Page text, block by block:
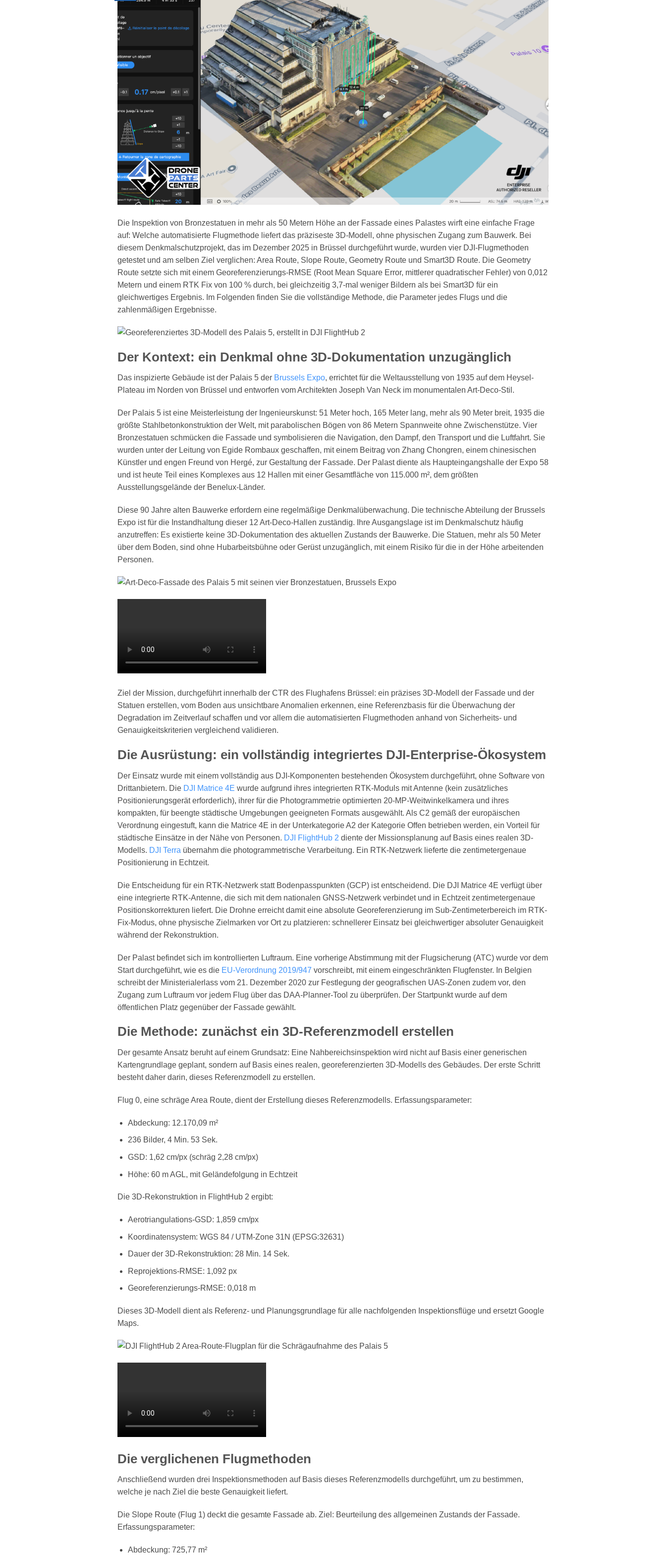
Die Inspektion von Bronzestatuen in mehr als 50 Metern Höhe an der Fassade eines Palastes wirft eine einfache Frage
auf: Welche automatisierte Flugmethode liefert das präziseste 3D-Modell, ohne physischen Zugang zum Bauwerk. Bei
diesem Denkmalschutzprojekt, das im Dezember 2025 in Brüssel durchgeführt wurde, wurden vier DJI-Flugmethoden
getestet und am selben Ziel verglichen: Area Route, Slope Route, Geometry Route und Smart3D Route. Die Geometry
Route setzte sich mit einem Georeferenzierungs-RMSE (Root Mean Square Error, mittlerer quadratischer Fehler) von 0,012
Metern und einem RTK Fix von 100 % durch, bei gleichzeitig 3,7-mal weniger Bildern als bei Smart3D für ein
gleichwertiges Ergebnis. Im Folgenden finden Sie die vollständige Methode, die Parameter jedes Flugs und die
zahlenmäßigen Ergebnisse.
Der Kontext: ein Denkmal ohne 3D-Dokumentation unzugänglich
Das inspizierte Gebäude ist der Palais 5 der Brussels Expo, errichtet für die Weltausstellung von 1935 auf dem Heysel-
Plateau im Norden von Brüssel und entworfen vom Architekten Joseph Van Neck im monumentalen Art-Deco-Stil.
Der Palais 5 ist eine Meisterleistung der Ingenieurskunst: 51 Meter hoch, 165 Meter lang, mehr als 90 Meter breit, 1935 die
größte Stahlbetonkonstruktion der Welt, mit parabolischen Bögen von 86 Metern Spannweite ohne Zwischenstütze. Vier
Bronzestatuen schmücken die Fassade und symbolisieren die Navigation, den Dampf, den Transport und die Luftfahrt. Sie
wurden unter der Leitung von Egide Rombaux geschaffen, mit einem Beitrag von Zhang Chongren, einem chinesischen
Künstler und engen Freund von Hergé, zur Gestaltung der Fassade. Der Palast diente als Haupteingangshalle der Expo 58
und ist heute Teil eines Komplexes aus 12 Hallen mit einer Gesamtfläche von 115.000 m², dem größten
Ausstellungsgelände der Benelux-Länder.
Diese 90 Jahre alten Bauwerke erfordern eine regelmäßige Denkmalüberwachung. Die technische Abteilung der Brussels
Expo ist für die Instandhaltung dieser 12 Art-Deco-Hallen zuständig. Ihre Ausgangslage ist im Denkmalschutz häufig
anzutreffen: Es existierte keine 3D-Dokumentation des aktuellen Zustands der Bauwerke. Die Statuen, mehr als 50 Meter
über dem Boden, sind ohne Hubarbeitsbühne oder Gerüst unzugänglich, mit einem Risiko für die in der Höhe arbeitenden
Personen.
Ziel der Mission, durchgeführt innerhalb der CTR des Flughafens Brüssel: ein präzises 3D-Modell der Fassade und der
Statuen erstellen, vom Boden aus unsichtbare Anomalien erkennen, eine Referenzbasis für die Überwachung der
Degradation im Zeitverlauf schaffen und vor allem die automatisierten Flugmethoden anhand von Sicherheits- und
Genauigkeitskriterien vergleichend validieren.
Die Ausrüstung: ein vollständig integriertes DJI-Enterprise-Ökosystem
Der Einsatz wurde mit einem vollständig aus DJI-Komponenten bestehenden Ökosystem durchgeführt, ohne Software von
Drittanbietern. Die DJI Matrice 4E wurde aufgrund ihres integrierten RTK-Moduls mit Antenne (kein zusätzliches
Positionierungsgerät erforderlich), ihrer für die Photogrammetrie optimierten 20-MP-Weitwinkelkamera und ihres
kompakten, für beengte städtische Umgebungen geeigneten Formats ausgewählt. Als C2 gemäß der europäischen
Verordnung eingestuft, kann die Matrice 4E in der Unterkategorie A2 der Kategorie Offen betrieben werden, ein Vorteil für
städtische Einsätze in der Nähe von Personen. DJI FlightHub 2 diente der Missionsplanung auf Basis eines realen 3D-
Modells. DJI Terra übernahm die photogrammetrische Verarbeitung. Ein RTK-Netzwerk lieferte die zentimetergenaue
Positionierung in Echtzeit.
Die Entscheidung für ein RTK-Netzwerk statt Bodenpasspunkten (GCP) ist entscheidend. Die DJI Matrice 4E verfügt über
eine integrierte RTK-Antenne, die sich mit dem nationalen GNSS-Netzwerk verbindet und in Echtzeit zentimetergenaue
Positionskorrekturen liefert. Die Drohne erreicht damit eine absolute Georeferenzierung im Sub-Zentimeterbereich im RTK-
Fix-Modus, ohne physische Zielmarken vor Ort zu platzieren: schnellerer Einsatz bei gleichwertiger absoluter Genauigkeit
während der Rekonstruktion.
Der Palast befindet sich im kontrollierten Luftraum. Eine vorherige Abstimmung mit der Flugsicherung (ATC) wurde vor dem
Start durchgeführt, wie es die EU-Verordnung 2019/947 vorschreibt, mit einem eingeschränkten Flugfenster. In Belgien
schreibt der Ministerialerlass vom 21. Dezember 2020 zur Festlegung der geografischen UAS-Zonen zudem vor, den
Zugang zum Luftraum vor jedem Flug über das DAA-Planner-Tool zu überprüfen. Der Startpunkt wurde auf dem
öffentlichen Platz gegenüber der Fassade gewählt.
Die Methode: zunächst ein 3D-Referenzmodell erstellen
Der gesamte Ansatz beruht auf einem Grundsatz: Eine Nahbereichsinspektion wird nicht auf Basis einer generischen
Kartengrundlage geplant, sondern auf Basis eines realen, georeferenzierten 3D-Modells des Gebäudes. Der erste Schritt
besteht daher darin, dieses Referenzmodell zu erstellen.
Flug 0, eine schräge Area Route, dient der Erstellung dieses Referenzmodells. Erfassungsparameter:
Abdeckung: 12.170,09 m²
236 Bilder, 4 Min. 53 Sek.
GSD: 1,62 cm/px (schräg 2,28 cm/px)
Höhe: 60 m AGL, mit Geländefolgung in Echtzeit
Die 3D-Rekonstruktion in FlightHub 2 ergibt:
Aerotriangulations-GSD: 1,859 cm/px
Koordinatensystem: WGS 84 / UTM-Zone 31N (EPSG:32631)
Dauer der 3D-Rekonstruktion: 28 Min. 14 Sek.
Reprojektions-RMSE: 1,092 px
Georeferenzierungs-RMSE: 0,018 m
Dieses 3D-Modell dient als Referenz- und Planungsgrundlage für alle nachfolgenden Inspektionsflüge und ersetzt Google
Maps.
Die verglichenen Flugmethoden
Anschließend wurden drei Inspektionsmethoden auf Basis dieses Referenzmodells durchgeführt, um zu bestimmen,
welche je nach Ziel die beste Genauigkeit liefert.
Die Slope Route (Flug 1) deckt die gesamte Fassade ab. Ziel: Beurteilung des allgemeinen Zustands der Fassade.
Erfassungsparameter:
Abdeckung: 725,77 m²